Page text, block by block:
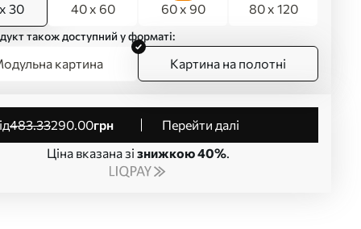
30 40 x 60 60 x 90 80 x 120
також доступний у форматі:
картина Картина на полотні
від483.33290.00грн
Перейти далі
Ціна вказана зі знижкою 40%.